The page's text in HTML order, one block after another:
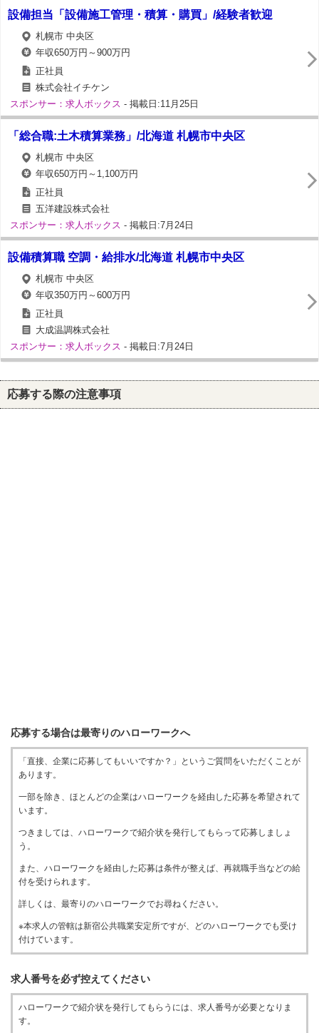
設備担当「設備施工管理・積算・購買」/経験者歓迎
札幌市 中央区
年収650万円～900万円
正社員
株式会社イチケン
スポンサー：求人ボックス - 掲載日:11月25日
「総合職:土木積算業務」/北海道 札幌市中央区
札幌市 中央区
年収650万円～1,100万円
正社員
五洋建設株式会社
スポンサー：求人ボックス - 掲載日:7月24日
設備積算職 空調・給排水/北海道 札幌市中央区
札幌市 中央区
年収350万円～600万円
正社員
大成温調株式会社
スポンサー：求人ボックス - 掲載日:7月24日
応募する際の注意事項
応募する場合は最寄りのハローワークへ
「直接、企業に応募してもいいですか？」というご質問をいただくことが
あります。
一部を除き、ほとんどの企業はハローワークを経由した応募を希望されて
います。
つきましては、ハローワークで紹介状を発行してもらって応募しましょ
う。
また、ハローワークを経由した応募は条件が整えば、再就職手当などの給
付を受けられます。
詳しくは、最寄りのハローワークでお尋ねください。
※本求人の管轄は新宿公共職業安定所ですが、どのハローワークでも受け
付けています。
求人番号を必ず控えてください
ハローワークで紹介状を発行してもらうには、求人番号が必要となりま
す。